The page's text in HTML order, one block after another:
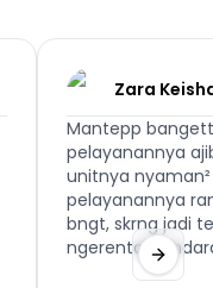
Zara
Mantepp
pelayanannya
unitnya
pelayanannya
bngt, skrng jadi
ngerental